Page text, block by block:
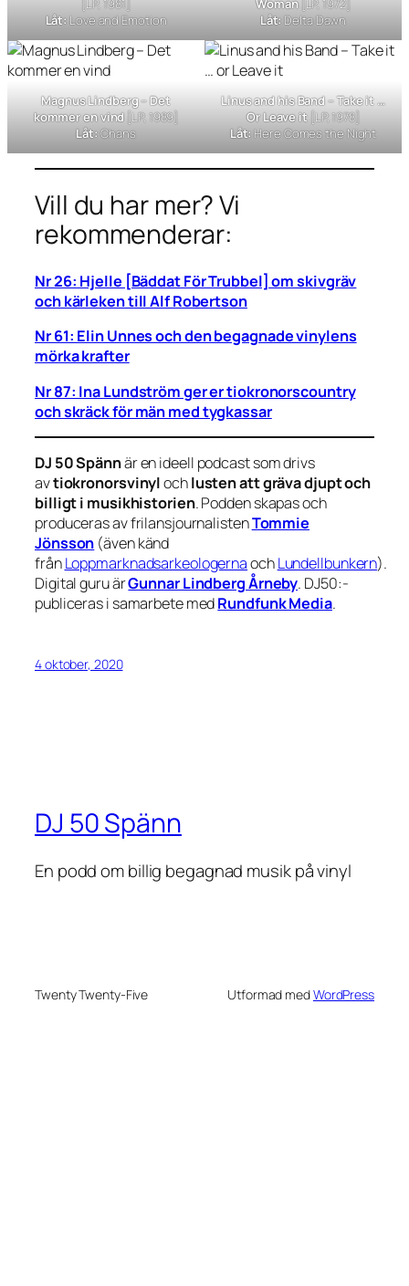
Låt:Love and Emotion
Låt:Delta Dawn
Magnus Lindberg –Det
kommer en vind [LP, 1989]
Låt:Chans
Linus and his Band –Take it …
Or Leave it [LP, 1978]
Låt:Here Comes the Night
Vill du har mer? Vi
rekommenderar:
Nr 26: Hjelle [Bäddat För Trubbel] om skivgräv
och kärleken till Alf Robertson
Nr 61: Elin Unnes och den begagnade vinylens
mörka krafter
Nr 87: Ina Lundström ger er tiokronorscountry
och skräck för män med tygkassar
DJ 50 Spännär en ideell podcast som drivs
avtiokronorsvinylochlusten att gräva djupt och
billigt i musikhistorien. Podden skapas och
produceras av frilansjournalistenTommie
Jönsson (även känd
frånLoppmarknadsarkeologernaochLundellbunkern).
Digital guru ärGunnar Lindberg Årneby. DJ50:-
publiceras i samarbete medRundfunk Media.
4 oktober, 2020
DJ 50 Spänn
En podd om billig begagnad musik på vinyl
Twenty Twenty-Five Utformad medWordPress